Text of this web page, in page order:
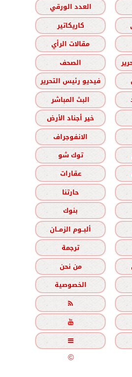
العدد الورقي
كاريكاتير
مقالات الرأي
الصحف
فيديو رئيس التحرير
البث المباشر
خير أجناد الأرض
الانفوجراف
توك شو
عقارات
حارتنا
بنوك
ألبــوم الزمــان
ترجمة
من نحن
الخصوصية



الحقوق محفوظة©